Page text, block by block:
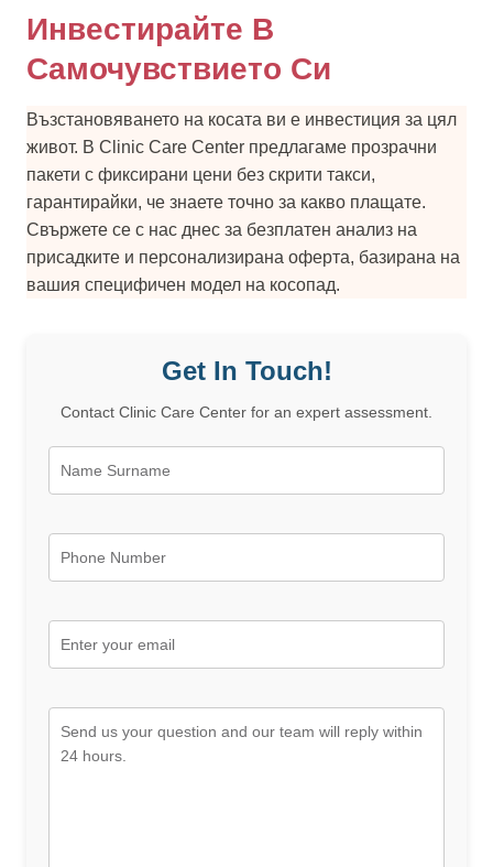
Инвестирайте В
Самочувствието Си
Възстановяването на косата ви е инвестиция за цял
живот. В Clinic Care Center предлагаме прозрачни
пакети с фиксирани цени без скрити такси,
гарантирайки, че знаете точно за какво плащате.
Свържете се с нас днес за безплатен анализ на
присадките и персонализирана оферта, базирана на
вашия специфичен модел на косопад.
Get In Touch!
Contact Clinic Care Center for an expert assessment.